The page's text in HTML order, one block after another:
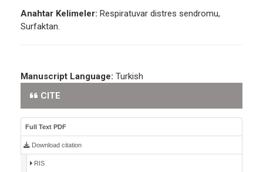
Anahtar Kelimeler: Respiratuvar distres sendromu,
Surfaktan.
Manuscript Language: Turkish
CITE
Full Text PDF
Download citation
RIS